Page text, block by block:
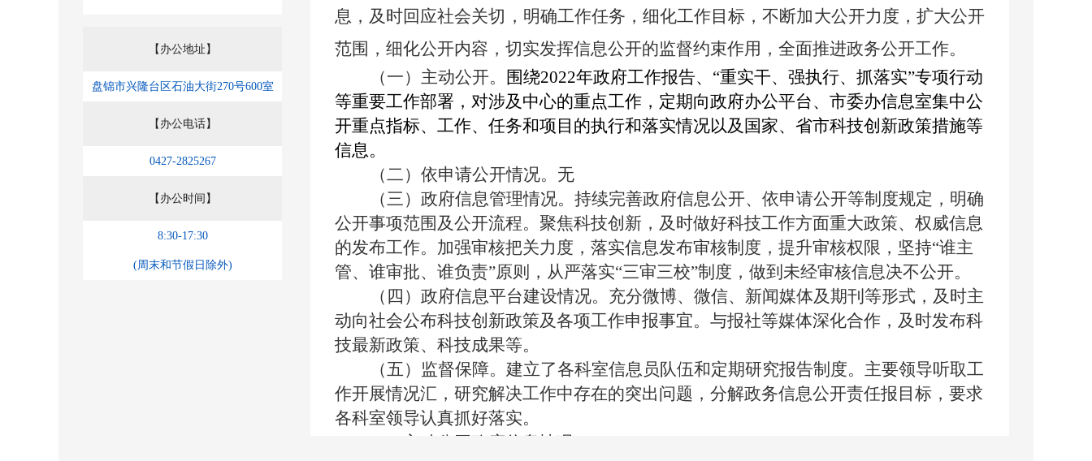
【办公地址】
盘锦市兴隆台区石油大街270号600室
【办公电话】
0427-2825267
【办公时间】
8:30-17:30
(周末和节假日除外)
息，及时回应社会关切，明确工作任务，细化工作目标，不断加大公开力度，扩大公开
范围，细化公开内容，切实发挥信息公开的监督约束作用，全面推进政务公开工作。
（一） 主动公开。 围绕2022年政府工作报告、“重实干、强执行、抓落实”专项行动
等重要工作部署，对涉及中心的重点工作，定期向政府办公平台、市委办信息室集中公
开重点指标、工作、任务和项目的执行和落实情况以及国家、省市科技创新政策措施等
信息。
（二） 依申请公开情况。无
（三） 政府信息管理情况。 持续完善政府信息公开、依申请公开等制度规定，明确
公开事项范围及公开流程。聚焦科技创新，及时做好科技工作方面重大政策、权威信息
的发布工作。加强审核把关力度，落实信息发布审核制度，提升审核权限，坚持“谁主
管、谁审批、谁负责”原则，从严落实“三审三校”制度，做到未经审核信息决不公开。
（四） 政府信息平台建设情况。 充分微博、微信、新闻媒体及期刊等形式，及时主
动向社会公布科技创新政策及各项工作申报事宜。与报社等媒体深化合作，及时发布科
技最新政策、科技成果等。
（五） 监督保障。 建立了各科室信息员队伍和定期研究报告制度。主要领导听取工
作开展情况汇，研究解决工作中存在的突出问题，分解政务信息公开责任报目标，要求
各科室领导认真抓好落实。
二、主动公开政府信息情况